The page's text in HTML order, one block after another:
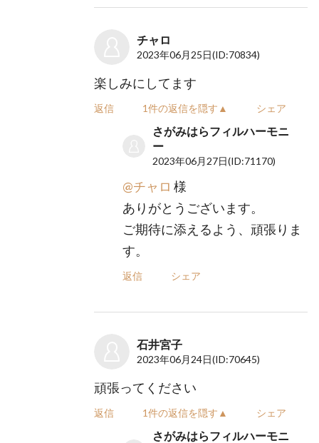
チャロ
2023年06月25日(ID:70834)
楽しみにしてます
返信 1件の返信を隠す▲ シェア
さがみはらフィルハーモニ
ー
2023年06月27日(ID:71170)
@チャロ 様
ありがとうございます。
ご期待に添えるよう、頑張りま
す。
返信 シェア
石井宮子
2023年06月24日(ID:70645)
頑張ってください
返信 1件の返信を隠す▲ シェア
さがみはらフィルハーモニ